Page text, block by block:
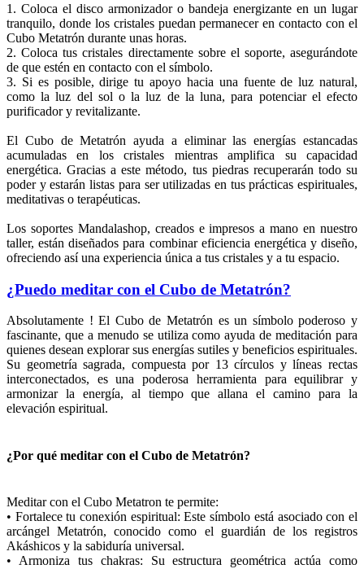
1. Coloca el disco armonizador o bandeja energizante en un lugar
tranquilo, donde los cristales puedan permanecer en contacto con el
Cubo Metatrón durante unas horas.
2. Coloca tus cristales directamente sobre el soporte, asegurándote
de que estén en contacto con el símbolo.
3. Si es posible, dirige tu apoyo hacia una fuente de luz natural,
como la luz del sol o la luz de la luna, para potenciar el efecto
purificador y revitalizante.
El Cubo de Metatrón ayuda a eliminar las energías estancadas
acumuladas en los cristales mientras amplifica su capacidad
energética. Gracias a este método, tus piedras recuperarán todo su
poder y estarán listas para ser utilizadas en tus prácticas espirituales,
meditativas o terapéuticas.
Los soportes Mandalashop, creados e impresos a mano en nuestro
taller, están diseñados para combinar eficiencia energética y diseño,
ofreciendo así una experiencia única a tus cristales y a tu espacio.
¿Puedo meditar con el Cubo de Metatrón?
Absolutamente ! El Cubo de Metatrón es un símbolo poderoso y
fascinante, que a menudo se utiliza como ayuda de meditación para
quienes desean explorar sus energías sutiles y beneficios espirituales.
Su geometría sagrada, compuesta por 13 círculos y líneas rectas
interconectados, es una poderosa herramienta para equilibrar y
armonizar la energía, al tiempo que allana el camino para la
elevación espiritual.
¿Por qué meditar con el Cubo de Metatrón?
Meditar con el Cubo Metatron te permite:
• Fortalece tu conexión espiritual: Este símbolo está asociado con el
arcángel Metatrón, conocido como el guardián de los registros
Akáshicos y la sabiduría universal.
• Armoniza tus chakras: Su estructura geométrica actúa como